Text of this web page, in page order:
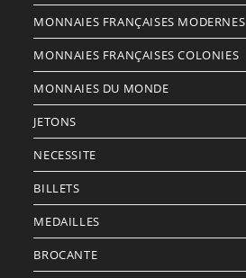
MONNAIES FRANÇAISES MODERNES
MONNAIES FRANÇAISES COLONIES
MONNAIES DU MONDE
JETONS
NECESSITE
BILLETS
MEDAILLES
BROCANTE